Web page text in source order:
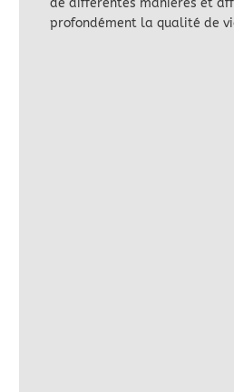
de différentes manières et
profondément la qualité de